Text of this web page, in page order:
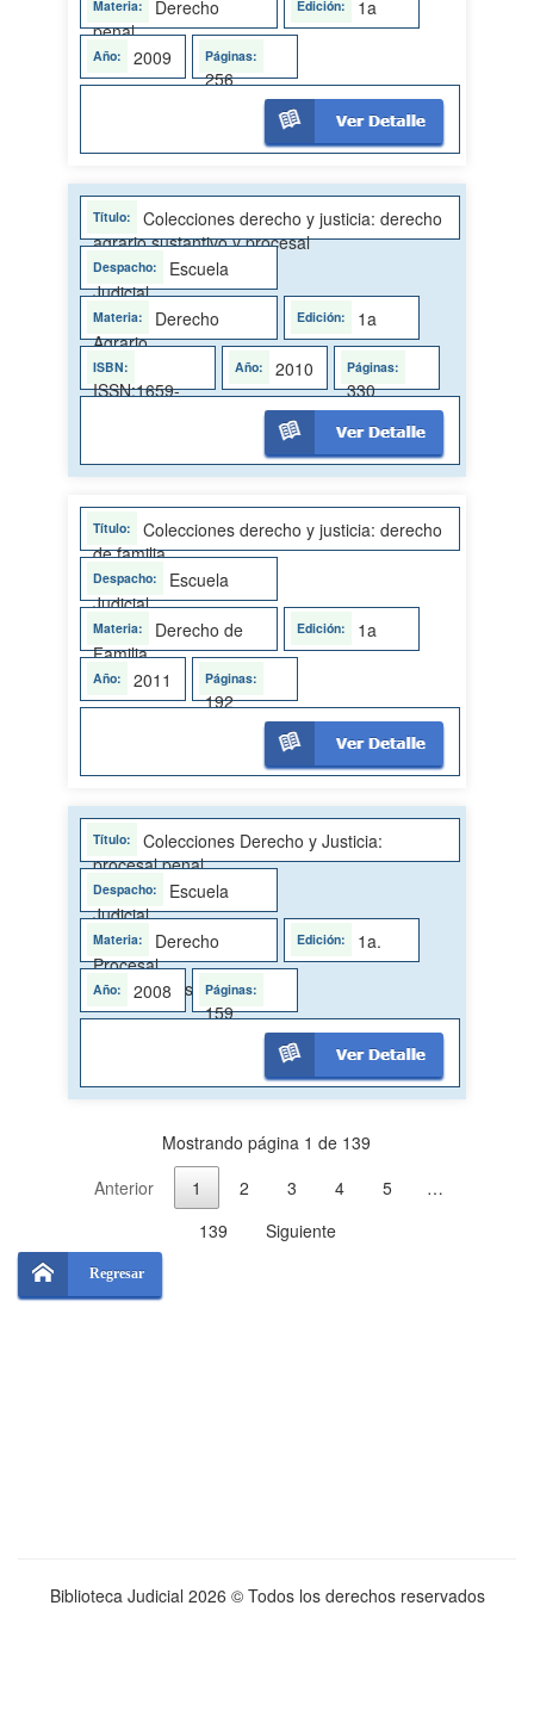
Derecho
penal
1a
2009
256
Colecciones derecho y justicia: derecho
agrario sustantivo y procesal
Escuela
Judicial
Derecho
Agrario
1a
ISSN:1659-
2010
330
Colecciones derecho y justicia: derecho
de familia
Escuela
Judicial
Derecho de
Familia
1a
2011
192
Colecciones Derecho y Justicia:
procesal penal
Escuela
Judicial
Derecho
Procesal
Penal/Proceso penal
1a.
2008
159
Mostrando página 1 de 139
Anterior
1 2 3 4 5
…
139
Siguiente
Regresar
Biblioteca Judicial 2026 © Todos los derechos reservados